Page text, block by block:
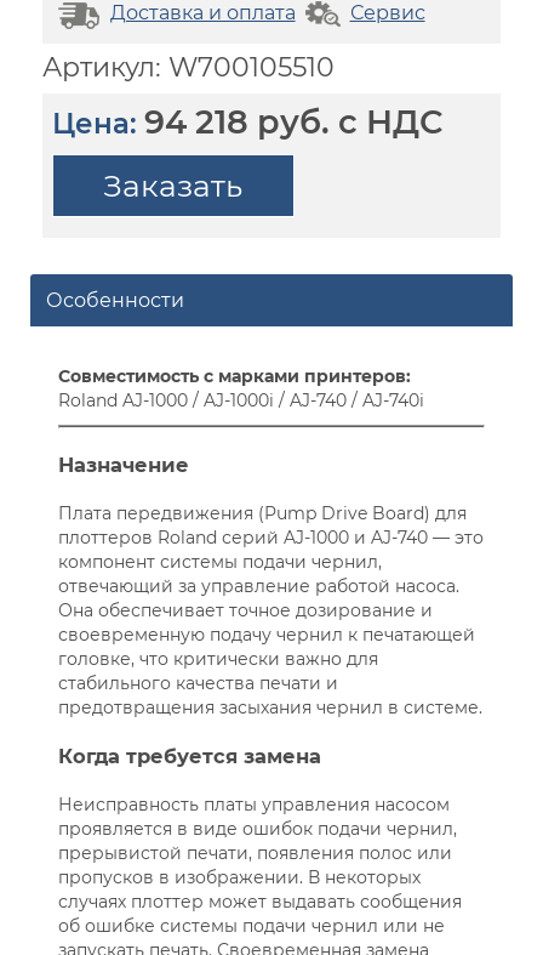
Доставка и оплата Сервис
Артикул: W700105510
Цена: 94 218 руб. с НДС
Заказать
Особенности
Совместимость с марками принтеров:
Roland AJ-1000 / AJ-1000i / AJ-740 / AJ-740i
Назначение
Плата передвижения (Pump Drive Board) для
плоттеров Roland серий AJ-1000 и AJ-740 — это
компонент системы подачи чернил,
отвечающий за управление работой насоса.
Она обеспечивает точное дозирование и
своевременную подачу чернил к печатающей
головке, что критически важно для
стабильного качества печати и
предотвращения засыхания чернил в системе.
Когда требуется замена
Неисправность платы управления насосом
проявляется в виде ошибок подачи чернил,
прерывистой печати, появления полос или
пропусков в изображении. В некоторых
случаях плоттер может выдавать сообщения
об ошибке системы подачи чернил или не
запускать печать. Своевременная замена